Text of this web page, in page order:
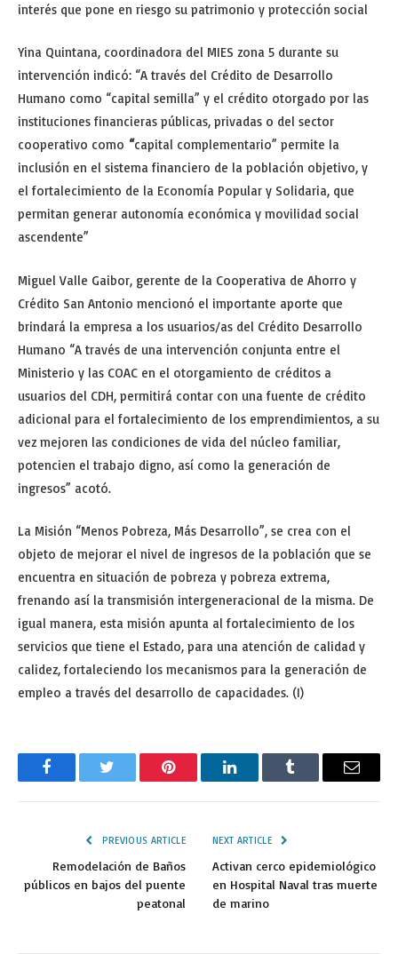
interés que pone en riesgo su patrimonio y protección social
Yina Quintana, coordinadora del MIES zona 5 durante su
intervención indicó: “A través del Crédito de Desarrollo
Humano como “capital semilla” y el crédito otorgado por las
instituciones financieras públicas, privadas o del sector
cooperativo como “capital complementario” permite la
inclusión en el sistema financiero de la población objetivo, y
el fortalecimiento de la Economía Popular y Solidaria, que
permitan generar autonomía económica y movilidad social
ascendente”
Miguel Valle Gaibor, gerente de la Cooperativa de Ahorro y
Crédito San Antonio mencionó el importante aporte que
brindará la empresa a los usuarios/as del Crédito Desarrollo
Humano “A través de una intervención conjunta entre el
Ministerio y las COAC en el otorgamiento de créditos a
usuarios del CDH, permitirá contar con una fuente de crédito
adicional para el fortalecimiento de los emprendimientos, a su
vez mejoren las condiciones de vida del núcleo familiar,
potencien el trabajo digno, así como la generación de
ingresos” acotó.
La Misión “Menos Pobreza, Más Desarrollo”, se crea con el
objeto de mejorar el nivel de ingresos de la población que se
encuentra en situación de pobreza y pobreza extrema,
frenando así la transmisión intergeneracional de la misma. De
igual manera, esta misión apunta al fortalecimiento de los
servicios que tiene el Estado, para una atención de calidad y
calidez, fortaleciendo los mecanismos para la generación de
empleo a través del desarrollo de capacidades. (I)
FacebookTwitter Pinterest LinkedInTumblr Email
PREVIOUS ARTICLE
Remodelación de Baños
públicos en bajos del puente
peatonal
NEXT ARTICLE
Activan cerco epidemiológico
en Hospital Naval tras muerte
de marino